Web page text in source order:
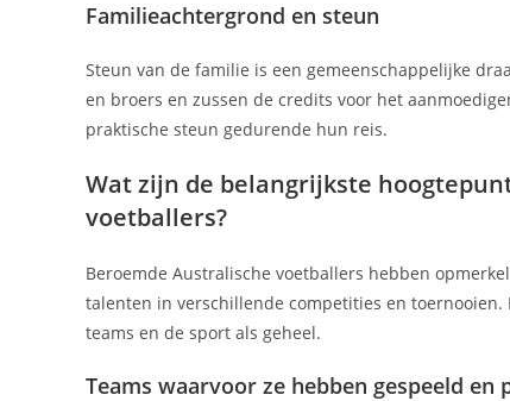
Familieachtergrond en steun
Steun van de familie is een gemeenschappelijke
en broers en zussen de credits voor het
praktische steun gedurende hun reis.
Wat zijn de belangrijkste
voetballers?
Beroemde Australische voetballers hebben
talenten in verschillende competities en
teams en de sport als geheel.
Teams waarvoor ze hebben gespeeld en